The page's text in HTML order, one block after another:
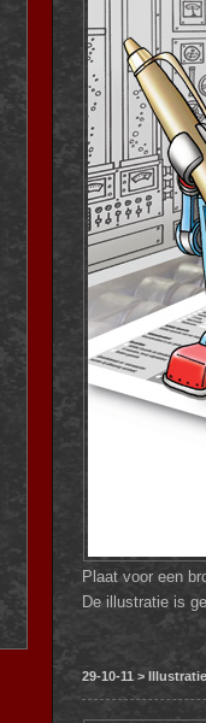
Plaat voor een
De illustratie is
29-10-11 >